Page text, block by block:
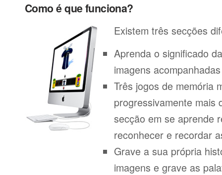
Como é que funciona?
Existem três secções
Aprenda o significado
imagens
Três jogos de memória
progressivamente mais
secção em se aprende
reconhecer e recordar
Grave a sua própria
imagens e grave as